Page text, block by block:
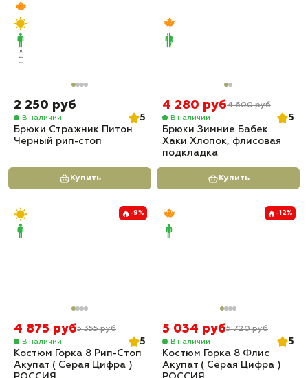
2 250 руб
В наличии
5
Брюки Стражник Питон
Черный рип-стоп
Купить
4 280 руб4 600 руб
В наличии
5
Брюки Зимние Бабек
Хаки Хлопок, флисовая
подкладка
Купить
-9%
4 875 руб5 355 руб
В наличии
5
Костюм Горка 8 Рип-Стоп
Акупат ( Серая Цифра )
-12%
5 034 руб5 720 руб
В наличии
5
Костюм Горка 8 Флис
Акупат ( Серая Цифра )